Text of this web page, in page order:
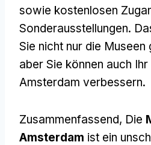
sowie kostenlosen
Sonderausstellungen.
Sie nicht nur die Museen
aber Sie können auch
Amsterdam verbessern.
Zusammenfassend, Die
Amsterdam ist ein